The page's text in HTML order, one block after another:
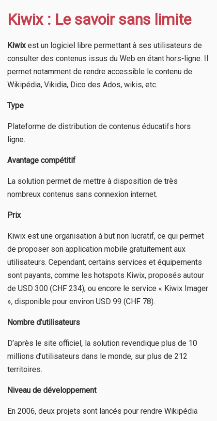
Kiwix : Le savoir sans limite
Kiwixest un logiciel libre permettant à ses utilisateurs de
consulter des contenus issus du Web en étant hors-ligne. Il
permet notamment de rendre accessible le contenu de
Wikipédia, Vikidia, Dico des Ados, wikis, etc.
Type
Plateforme de distribution de contenus éducatifs hors
ligne.
Avantage compétitif
La solution permet de mettre à disposition de très
nombreux contenus sans connexion internet.
Prix
Kiwix est une organisation à but non lucratif, ce qui permet
de proposer son application mobile gratuitement aux
utilisateurs. Cependant, certains services et équipements
sont payants, comme les hotspots Kiwix, proposés autour
de USD 300 (CHF 234), ou encore le service « Kiwix Imager
», disponible pour environ USD 99 (CHF 78).
Nombre d’utilisateurs
D’après le site officiel, la solution revendique plus de 10
millions d’utilisateurs dans le monde, sur plus de 212
territoires.
Niveau de développement
En 2006, deux projets sont lancés pour rendre Wikipédia